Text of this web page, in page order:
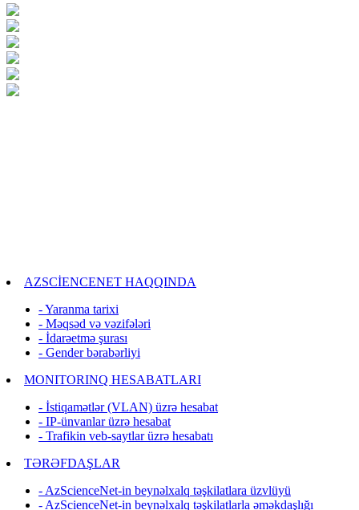
AZSCİENCENET HAQQINDA
- Yaranma tarixi
- Məqsəd və vəzifələri
- İdarəetmə şurası
- Gender bərabərliyi
MONITORINQ HESABATLARI
- İstiqamətlər (VLAN) üzrə hesabat
- IP-ünvanlar üzrə hesabat
- Trafikin veb-saytlar üzrə hesabatı
TƏRƏFDAŞLAR
- AzScienceNet-in beynəlxalq təşkilatlara üzvlüyü
- AzScienceNet-in beynəlxalq təşkilatlarla əməkdaşlığı